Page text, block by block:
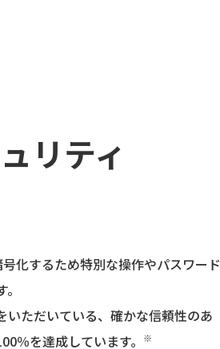
リティ
化するため特別な操作やパスワード
ただいている、確かな信頼性のあ
％を達成しています。
※